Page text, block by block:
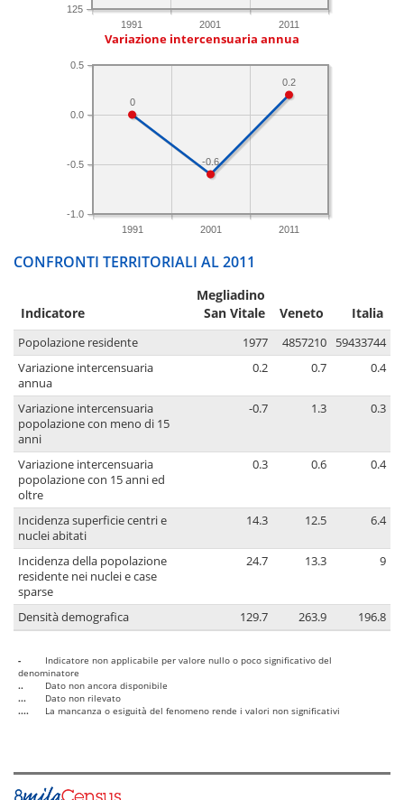
1991 2001 2011
125
Variazione intercensuaria annua
1991 2001 2011
-1.0
-0.5
0.0
0.5
0.2
-0.6
0
CONFRONTI TERRITORIALI AL 2011
Indicatore
Megliadino
San Vitale
Veneto Italia
Popolazione residente 1977 4857210
59433744
Variazione intercensuaria
annua
0.2 0.7 0.4
Variazione intercensuaria
popolazione con meno di 15
anni
-0.7 1.3 0.3
Variazione intercensuaria
popolazione con 15 anni ed
oltre
0.3 0.6 0.4
Incidenza superficie centri e
nuclei abitati
14.3 12.5 6.4
Incidenza della popolazione
residente nei nuclei e case
sparse
24.7 13.3 9
Densità demografica 129.7 263.9 196.8
-
Indicatore non applicabile per valore nullo o poco significativo del
denominatore
..
Dato non ancora disponibile
...
Dato non rilevato
....
La mancanza o esiguità del fenomeno rende i valori non significativi